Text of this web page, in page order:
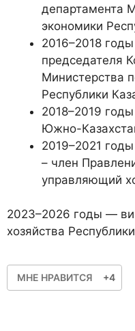
департамента
экономики
2016–2018
председателя
Министерства
Республики
2018–2019
Южно-
2019–2021
– член
управляющий
2023–2026 годы —
хозяйства
МНЕ НРАВИТСЯ +4